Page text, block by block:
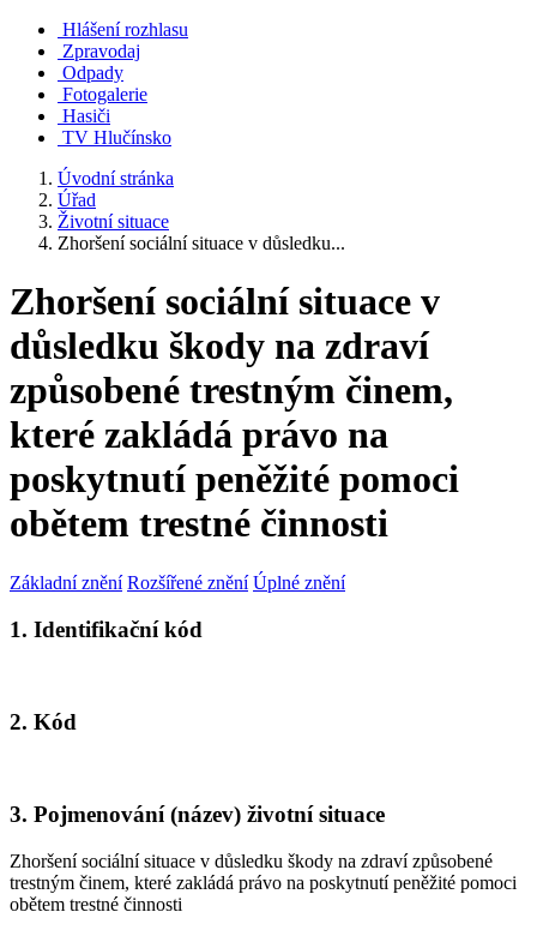
Hlášení rozhlasu
Zpravodaj
Odpady
Fotogalerie
Hasiči
TV Hlučínsko
Úvodní stránka
Úřad
Životní situace
Zhoršení sociální situace v důsledku...
Zhoršení sociální situace v
důsledku škody na zdraví
způsobené trestným činem,
které zakládá právo na
poskytnutí peněžité pomoci
obětem trestné činnosti
Základní znění Rozšířené znění Úplné znění
1. Identifikační kód
2. Kód
3. Pojmenování (název) životní situace
Zhoršení sociální situace v důsledku škody na zdraví způsobené
trestným činem, které zakládá právo na poskytnutí peněžité pomoci
obětem trestné činnosti